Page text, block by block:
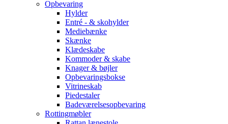
Opbevaring
Hylder
Entré - & skohylder
Mediebænke
Skænke
Klædeskabe
Kommoder & skabe
Knager & bøjler
Opbevaringsbokse
Vitrineskab
Piedestaler
Badeværelsesopbevaring
Rottingmøbler